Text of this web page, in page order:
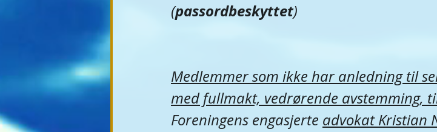
(passordbeskyttet)
Medlemmer som ikke har anledning til
med fullmakt, vedrørende avstemming,
Foreningens engasjerte advokat Kristian